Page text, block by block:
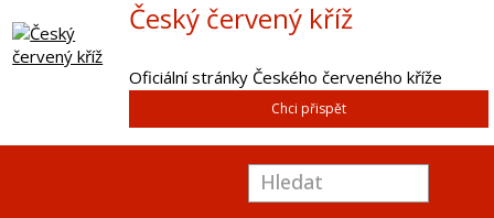
Český červený kříž
Oficiální stránky Českého červeného kříže
Chci přispět